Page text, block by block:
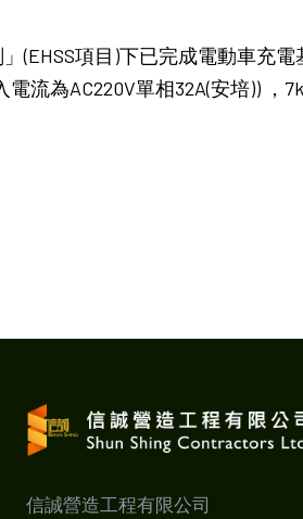
(EHSS項目)下已完成電動車充
流為AC220V單相32A(安培)) ，
信誠營造工程有限公司